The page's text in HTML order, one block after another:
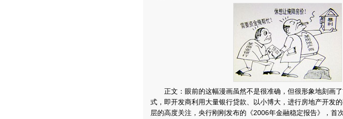
正文：眼前的这幅漫画虽然不是很准确，但很形象地刻画了
式，即开发商利用大量银行贷款、以小博大，进行房地产开发
层的高度关注，央行刚刚发布的《2006年金融稳定报告》，首